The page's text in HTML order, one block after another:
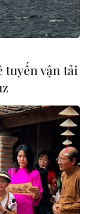
tuyến vận tải